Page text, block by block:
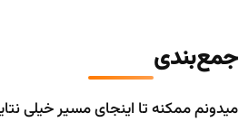
جمع‌بندی
میدونم ممکنه تا اینجای مسیر خیلی